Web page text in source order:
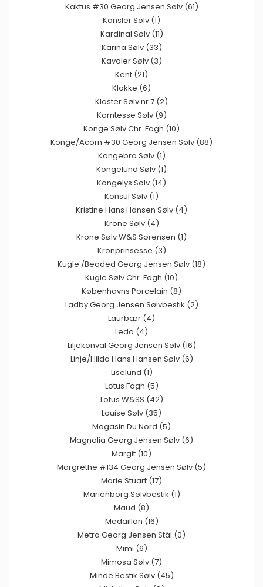
Kaktus #30 Georg Jensen Sølv (61)
Kansler Sølv (1)
Kardinal Sølv (11)
Karina Sølv (33)
Kavaler Sølv (3)
Kent (21)
Klokke (6)
Kloster Sølv nr 7 (2)
Komtesse Sølv (9)
Konge Sølv Chr. Fogh (10)
Konge/Acorn #30 Georg Jensen Sølv (88)
Kongebro Sølv (1)
Kongelund Sølv (1)
Kongelys Sølv (14)
Konsul Sølv (1)
Kristine Hans Hansen Sølv (4)
Krone Sølv (4)
Krone Sølv W&S Sørensen (1)
Kronprinsesse (3)
Kugle /Beaded Georg Jensen Sølv (18)
Kugle Sølv Chr. Fogh (10)
Københavns Porcelain (8)
Ladby Georg Jensen Sølvbestik (2)
Laurbær (4)
Leda (4)
Liljekonval Georg Jensen Sølv (16)
Linje/Hilda Hans Hansen Sølv (6)
Liselund (1)
Lotus Fogh (5)
Lotus W&SS (42)
Louise Sølv (35)
Magasin Du Nord (5)
Magnolia Georg Jensen Sølv (6)
Margit (10)
Margrethe #134 Georg Jensen Sølv (5)
Marie Stuart (17)
Marienborg Sølvbestik (1)
Maud (8)
Medaillon (16)
Metra Georg Jensen Stål (0)
Mimi (6)
Mimosa Sølv (7)
Minde Bestik Sølv (45)